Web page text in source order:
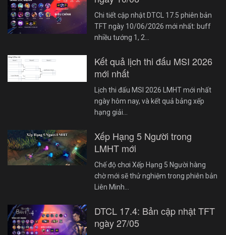
Chi tiết cập nhật DTCL 17.5 phiên bản
TFT ngày 10/06/2026 mới nhất: buff
nhiều tướng 1, 2…
Kết quả lịch thi đấu MSI 2026
mới nhất
Lịch thi đấu MSI 2026 LMHT mới nhất
ngày hôm nay, và kết quả bảng xếp
hạng giải…
Xếp Hạng 5 Người trong
LMHT mới
Chế độ chơi Xếp Hạng 5 Người hàng
chờ mới sẽ thử nghiệm trong phiên bản
Liên Minh…
DTCL 17.4: Bản cập nhật TFT
ngày 27/05